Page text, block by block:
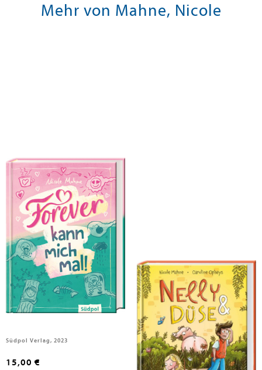
Mehr von Mahne, Nicole
Mahne, Nicole
Forever kann mich mal
Südpol Verlag, 2023
15,00 €
Mahne, Nicole; Opheys, Caroline
Nelly & Düse - Ein Schwein zieht
Leine
Band 3
Südpol Verlag GmbH, 2023
13,00 €